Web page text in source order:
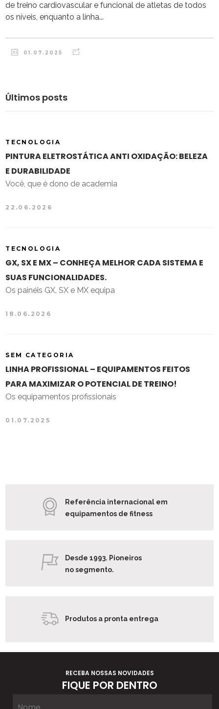
de treino cardiovascular e funcional de atletas de todos
os níveis, enquanto a linha...
01.07.2025
Últimos posts
TECNOLOGIA
PINTURA ELETROSTÁTICA ANTI OXIDAÇÃO: BELEZA
E DURABILIDADE
Você, que é dono de academia
22.06.2026
TECNOLOGIA
GX, SX E MX – CONHEÇA MELHOR CADA SISTEMA E
SUAS FUNCIONALIDADES.
Os painéis GX, SX e MX equipa
18.06.2026
SEM CATEGORIA
LINHA PROFISSIONAL – EQUIPAMENTOS FEITOS
PARA MAXIMIZAR O POTENCIAL DE TREINO!
Os equipamentos profissionais
01.07.2025
Referência internacional em
equipamentos de fitness
Desde 1993. Pioneiros
no segmento.
Produtos a pronta entrega
RECEBA NOSSAS NOVIDADES
FIQUE POR DENTRO